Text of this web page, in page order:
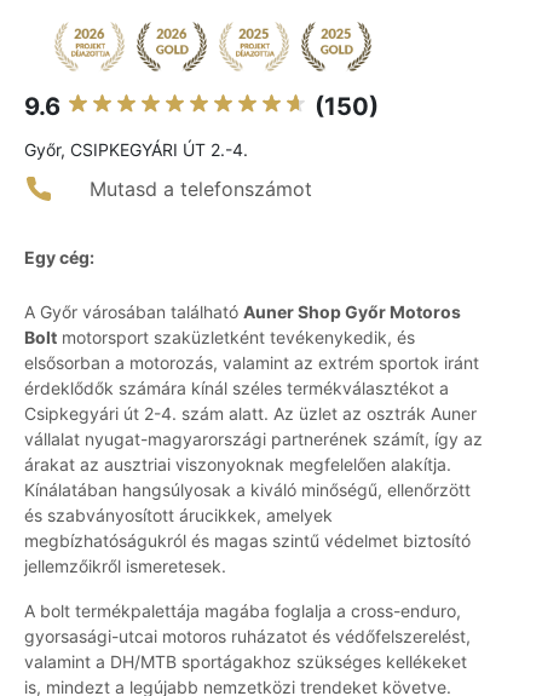
9.6 (150)
Győr, CSIPKEGYÁRI ÚT 2.-4.
Mutasd a telefonszámot
Egy cég:
A Győr városában található Auner Shop Győr Motoros
Bolt motorsport szaküzletként tevékenykedik, és
elsősorban a motorozás, valamint az extrém sportok iránt
érdeklődők számára kínál széles termékválasztékot a
Csipkegyári út 2-4. szám alatt. Az üzlet az osztrák Auner
vállalat nyugat-magyarországi partnerének számít, így az
árakat az ausztriai viszonyoknak megfelelően alakítja.
Kínálatában hangsúlyosak a kiváló minőségű, ellenőrzött
és szabványosított árucikkek, amelyek
megbízhatóságukról és magas szintű védelmet biztosító
jellemzőikről ismeretesek.
A bolt termékpalettája magába foglalja a cross-enduro,
gyorsasági-utcai motoros ruházatot és védőfelszerelést,
valamint a DH/MTB sportágakhoz szükséges kellékeket
is, mindezt a legújabb nemzetközi trendeket követve.